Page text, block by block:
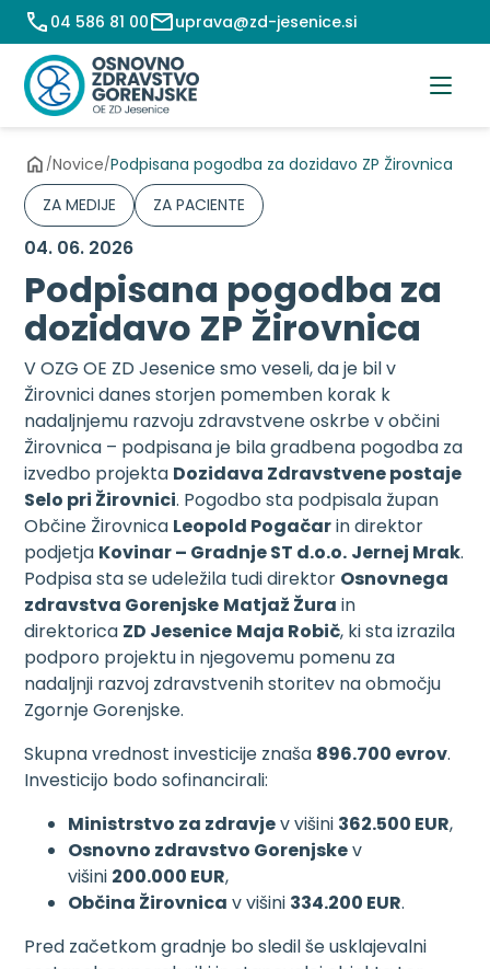
Preskoči
na
vsebino
04 586 81 00 uprava@zd-jesenice.si
/Novice/Podpisana pogodba za dozidavo ZP Žirovnica
ZA MEDIJE
ZA PACIENTE
04. 06. 2026
Podpisana pogodba za
dozidavo ZP Žirovnica
V OZG OE ZD Jesenice smo veseli, da je bil v
Žirovnici danes storjen pomemben korak k
nadaljnjemu razvoju zdravstvene oskrbe v občini
Žirovnica – podpisana je bila gradbena pogodba za
izvedbo projekta Dozidava Zdravstvene postaje
Selo pri Žirovnici. Pogodbo sta podpisala župan
Občine Žirovnica Leopold Pogačarin direktor
podjetja Kovinar – Gradnje ST d.o.o. Jernej Mrak.
Podpisa sta se udeležila tudi direktor Osnovnega
zdravstva Gorenjske Matjaž Žura in
direktorica ZD Jesenice Maja Robič, ki sta izrazila
podporo projektu in njegovemu pomenu za
nadaljnji razvoj zdravstvenih storitev na območju
Zgornje Gorenjske.
Skupna vrednost investicije znaša 896.700 evrov.
Investicijo bodo sofinancirali:
Ministrstvo za zdravjev višini 362.500 EUR,
Osnovno zdravstvo Gorenjskev
višini 200.000 EUR,
Občina Žirovnica v višini 334.200 EUR.
Pred začetkom gradnje bo sledil še usklajevalni